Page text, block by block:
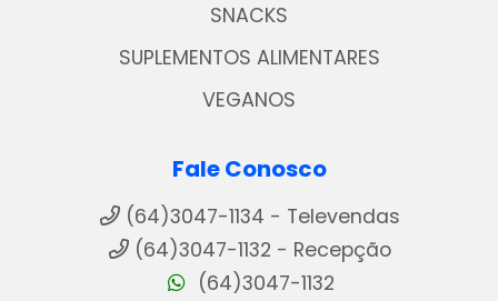
SNACKS
SUPLEMENTOS ALIMENTARES
VEGANOS
Fale Conosco
(64)3047-1134 - Televendas
(64)3047-1132 - Recepção
(64)3047-1132